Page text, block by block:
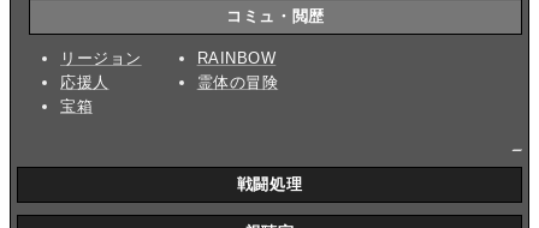
コミュ・閲歴
リージョン
応援人
宝箱
RAINBOW
霊体の冒険
戦闘処理